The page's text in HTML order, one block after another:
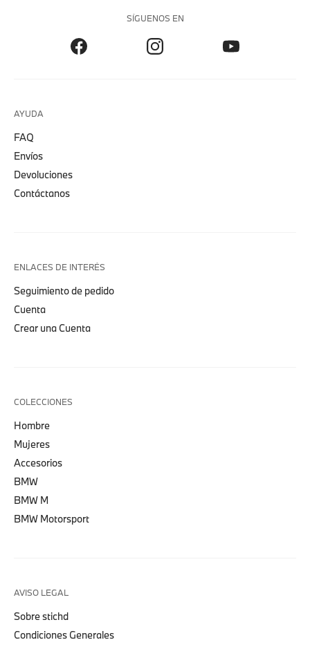
SÍGUENOS EN
AYUDA
FAQ
Envíos
Devoluciones
Contáctanos
ENLACES DE INTERÉS
Seguimiento de pedido
Cuenta
Crear una Cuenta
COLECCIONES
Hombre
Mujeres
Accesorios
BMW
BMW M
BMW Motorsport
AVISO LEGAL
Sobre stichd
Condiciones Generales